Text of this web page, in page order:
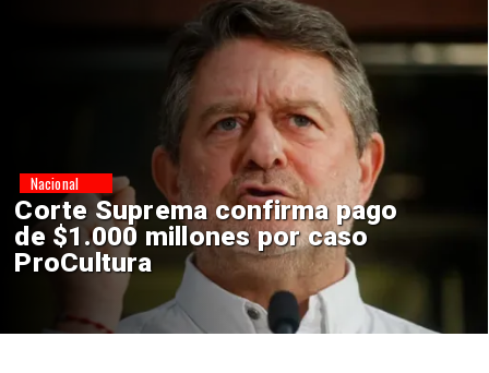
Codelco suspende
construcción de Andes Norte
en El Teniente por riesgos
sísmicos
Nacional